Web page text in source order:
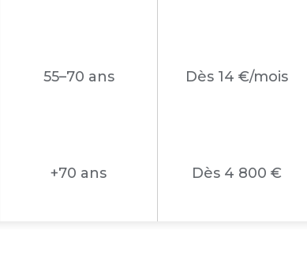
55–70 ans Dès 14 €/mois
+70 ans Dès 4 800 €